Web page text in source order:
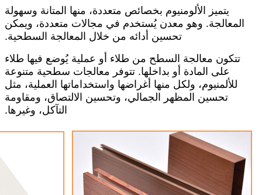
يتميز الألومنيوم بخصائص متعددة، منها المتانة وسهولة
المعالجة. وهو معدن يُستخدم في مجالات متعددة، ويمكن
تحسين أدائه من خلال المعالجة السطحية.
تتكون معالجة السطح من طلاء أو عملية يُوضع فيها طلاء
على المادة أو بداخلها. تتوفر معالجات سطحية متنوعة
للألمنيوم، ولكل منها أغراضها واستخداماتها العملية، مثل
تحسين المظهر الجمالي، وتحسين الالتصاق، ومقاومة
التآكل، وغيرها.